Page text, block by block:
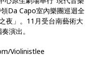
Da Capo室內樂團巡迴全
夜」。 11 月受台南藝術大
演出。
Violinistlee